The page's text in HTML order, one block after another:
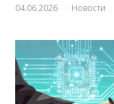
04.06.2026 Новости